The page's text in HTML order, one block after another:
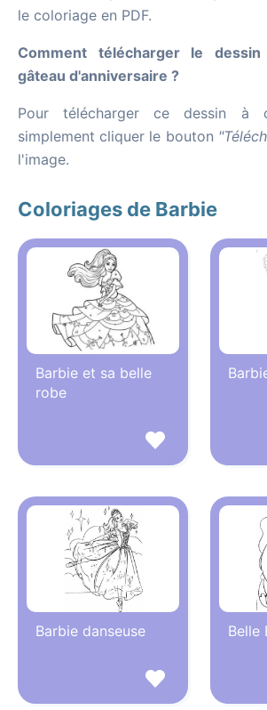
le coloriage en PDF.
Comment télécharger le
gâteau d'anniversaire ?
Pour télécharger ce dessin à
simplement cliquer le bouton
l'image.
Coloriages de Barbie
Barbie et sa belle
robe
Barbie danseuse Belle